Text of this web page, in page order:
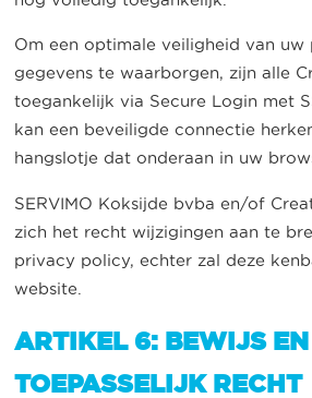
Om een optimale veiligheid van uw
gegevens te waarborgen, zijn alle
toegankelijk via Secure Login met
kan een beveiligde connectie
hangslotje dat onderaan in uw
SERVIMO Koksijde bvba en/of
zich het recht wijzigingen aan te
privacy policy, echter zal deze
website.
ARTIKEL 6: BEWIJS EN
TOEPASSELIJK RECHT